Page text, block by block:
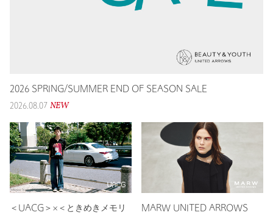
2026 SPRING/SUMMER END OF SEASON SALE
2026.08.07 NEW
＜UACG＞×＜ときめきメモリ
MARW UNITED ARROWS